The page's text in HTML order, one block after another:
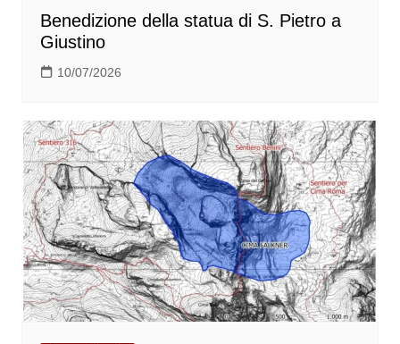
Benedizione della statua di S. Pietro a
Giustino
10/07/2026